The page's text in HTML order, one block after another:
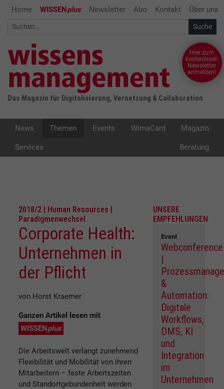
Home WISSENplus Newsletter Abo Kontakt Über uns
Das Magazin für Digitalisierung, Vernetzung & Collaboration
Hier zum
kostenlosen
Newsletter
anmelden!
News Themen Events WimaCard Magazin
Services Beratung
2018/2 | Human Resources |
Paradigmenwechsel
Corporate Health:
Unternehmen in
der Pflicht
von Horst Kraemer
Ganzen Artikel lesen mit
WISSENplus
Die Arbeitswelt verlangt zunehmend
Flexibilität und Mobilität von ihren
Mitarbeitern – feste Arbeitszeiten
und Standortgebundenheit werden
UNSERE
EMPFEHLUNGEN
Event
Webconference
|
&
Automation:
Digitale
Workflows,
DMS, KI
und
Integration
im
Unternehmen